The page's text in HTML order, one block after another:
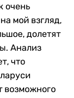
очень
мой взгляд,
долетят
Анализ
что
возможного